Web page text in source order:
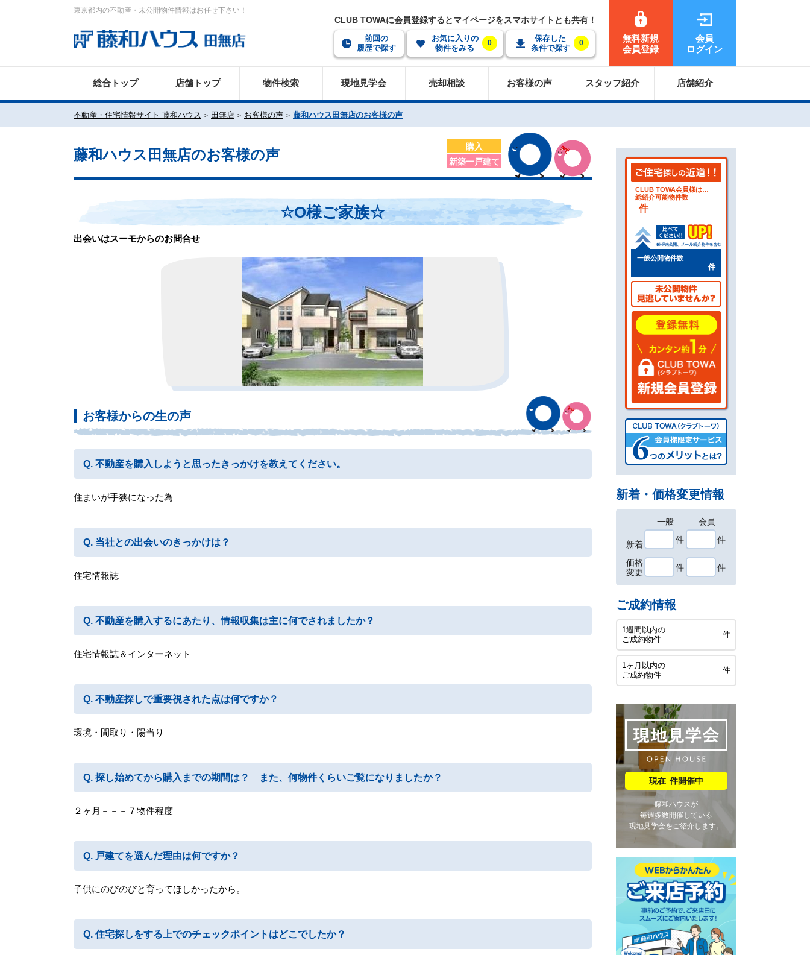
東京都内の不動産・未公開物件情報はお任せ下さい！
CLUB TOWAに会員登録するとマイページをスマホサイトとも共有！
前回の
履歴で探す
お気に入りの
物件をみる
0
保存した
条件で探す
0
無料新規
会員登録
会員
ログイン
総合トップ 店舗トップ 物件検索 現地見学会 売却相談 お客様の声 スタッフ紹介 店舗紹介
不動産・住宅情報サイト 藤和ハウス 田無店 お客様の声 藤和ハウス田無店のお客様の声
藤和ハウス田無店のお客様の声
購入
新築一戸建て
☆O様ご家族☆
出会いはスーモからのお問合せ
お客様からの生の声
不動産を購入しようと思ったきっかけを教えてください。
住まいが手狭になった為
当社との出会いのきっかけは？
住宅情報誌
不動産を購入するにあたり、情報収集は主に何でされましたか？
住宅情報誌＆インターネット
不動産探しで重要視された点は何ですか？
環境・間取り・陽当り
探し始めてから購入までの期間は？ また、何物件くらいご覧になりましたか？
２ヶ月－－－７物件程度
戸建てを選んだ理由は何ですか？
子供にのびのびと育ってほしかったから。
住宅探しをする上でのチェックポイントはどこでしたか？
CLUB TOWA会員様は…
総紹介可能物件数
件
一般公開物件数
件
新着・価格変更情報
一般 会員
新着
件 件
価格
変更
件 件
ご成約情報
1週間以内の
ご成約物件
件
1ヶ月以内の
ご成約物件
件
件開催中
藤和ハウスが
毎週多数開催している
現地見学会をご紹介します。